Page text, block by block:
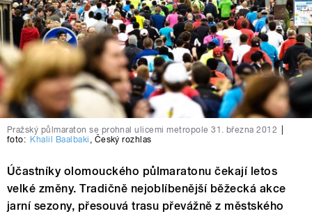
Pražský půlmaraton se prohnal ulicemi metropole 31. března 2012
foto: Khalil Baalbaki , Český rozhlas
Účastníky olomouckého půlmaratonu čekají letos
velké změny. Tradičně nejoblíbenější běžecká akce
jarní sezony, přesouvá trasu převážně z městského